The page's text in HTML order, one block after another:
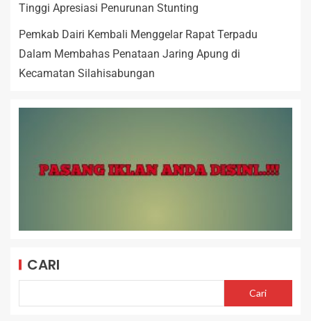
Tinggi Apresiasi Penurunan Stunting
Pemkab Dairi Kembali Menggelar Rapat Terpadu
Dalam Membahas Penataan Jaring Apung di
Kecamatan Silahisabungan
CARI
Cari